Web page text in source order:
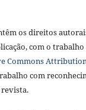
os direitos
com o
Commons
com